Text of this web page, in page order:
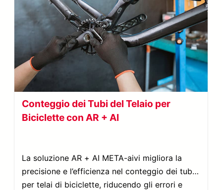
Conteggio dei Tubi del Telaio per
Biciclette con AR + AI
La soluzione AR + AI META-aivi migliora la
precisione e l’efficienza nel conteggio dei tubi
per telai di biciclette, riducendo gli errori e